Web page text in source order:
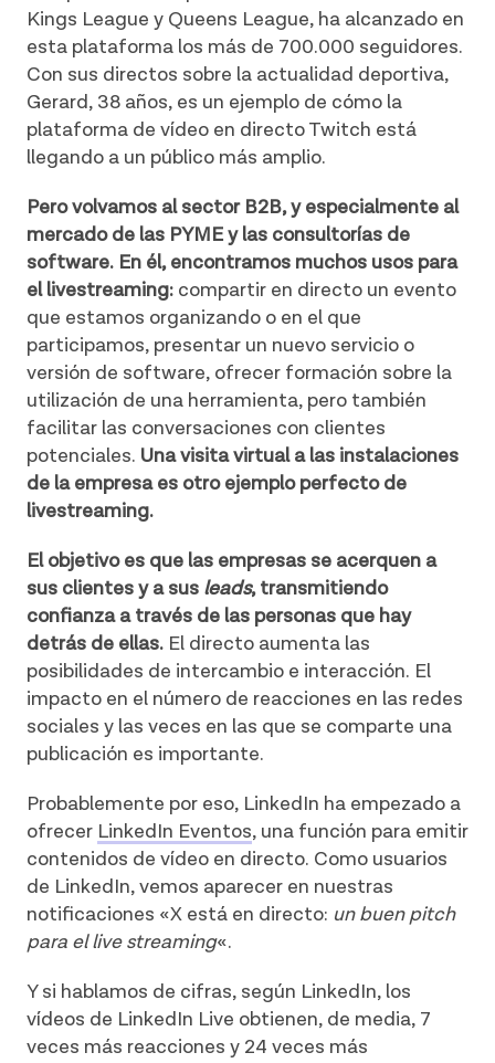
Kings League y Queens League, ha alcanzado en
esta plataforma los más de 700.000 seguidores.
Con sus directos sobre la actualidad deportiva,
Gerard, 38 años, es un ejemplo de cómo la
plataforma de vídeo en directo Twitch está
llegando a un público más amplio.
Pero volvamos al sector B2B, y especialmente al
mercado de las PYME y las consultorías de
software. En él, encontramos muchos usos para
el livestreaming:compartir en directo un evento
que estamos organizando o en el que
participamos, presentar un nuevo servicio o
versión de software, ofrecer formación sobre la
utilización de una herramienta, pero también
facilitar las conversaciones con clientes
potenciales. Una visita virtual a las instalaciones
de la empresa es otro ejemplo perfecto de
livestreaming.
El objetivo es que las empresas se acerquen a
sus clientes y a sus leads, transmitiendo
confianza a través de las personas que hay
detrás de ellas.El directo aumenta las
posibilidades de intercambio e interacción. El
impacto en el número de reacciones en las redes
sociales y las veces en las que se comparte una
publicación es importante.
Probablemente por eso, LinkedIn ha empezado a
ofrecer LinkedIn Eventos, una función para emitir
contenidos de vídeo en directo. Como usuarios
de LinkedIn, vemos aparecer en nuestras
notificaciones «X está en directo: un buen pitch
para el live streaming«.
Y si hablamos de cifras, según LinkedIn, los
vídeos de LinkedIn Live obtienen, de media, 7
veces más reacciones y 24 veces más